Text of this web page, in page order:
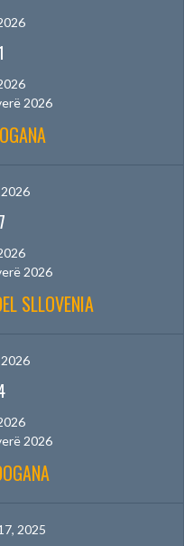
2026
7
2026
SLLOVENIA
2026
2025